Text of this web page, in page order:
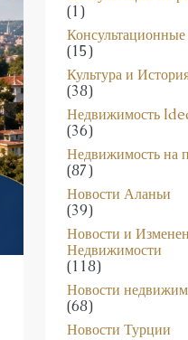
Консультационные
(15)
Культура и
(38)
Недвижимость
(36)
Недвижимость на
(87)
Новости Аланьи
(39)
Новости и
Недвижимости
(118)
Новости
(68)
Новости Турции
(45)